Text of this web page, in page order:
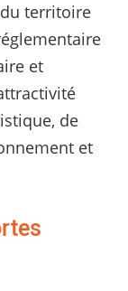
territoire
et
de
et